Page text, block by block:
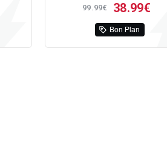
99 99€ 38 99€
Bon Plan